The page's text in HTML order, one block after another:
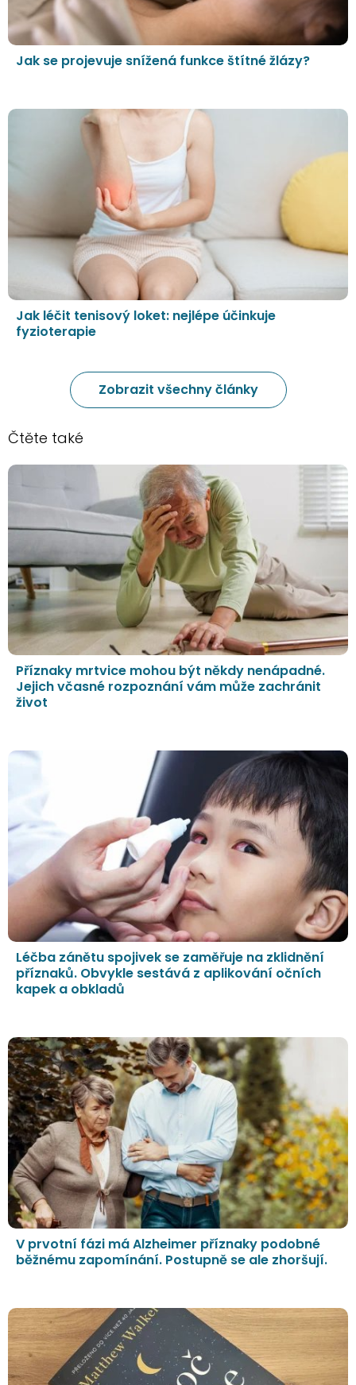
Jak se projevuje snížená funkce štítné žlázy?
Jak léčit tenisový loket: nejlépe účinkuje
fyzioterapie
Zobrazit všechny články
Čtěte také
Příznaky mrtvice mohou být někdy nenápadné.
Jejich včasné rozpoznání vám může zachránit
život
Léčba zánětu spojivek se zaměřuje na zklidnění
příznaků. Obvykle sestává z aplikování očních
kapek a obkladů
V prvotní fázi má Alzheimer příznaky podobné
běžnému zapomínání. Postupně se ale zhoršují.